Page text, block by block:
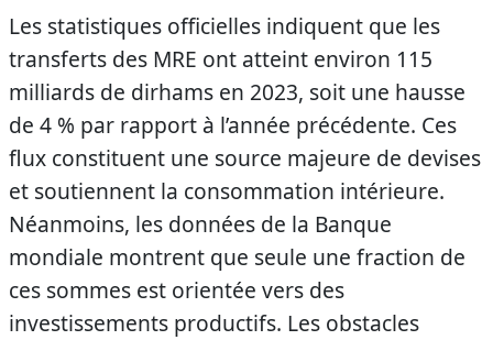
Les statistiques officielles indiquent que les
transferts des MRE ont atteint environ 115
milliards de dirhams en 2023, soit une hausse
de 4 % par rapport à l’année précédente. Ces
flux constituent une source majeure de devises
et soutiennent la consommation intérieure.
Néanmoins, les données de la Banque
mondiale montrent que seule une fraction de
ces sommes est orientée vers des
investissements productifs. Les obstacles